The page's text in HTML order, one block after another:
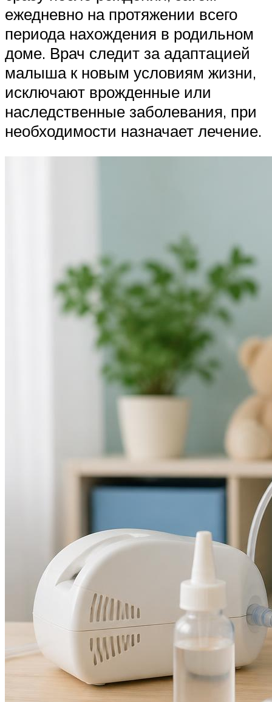
ежедневно на протяжении всего
периода нахождения в родильном
доме. Врач следит за адаптацией
малыша к новым условиям жизни,
исключают врожденные или
наследственные заболевания, при
необходимости назначает лечение.